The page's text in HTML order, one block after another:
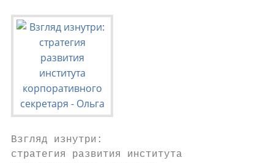
Взгляд изнутри:
стратегия развития института